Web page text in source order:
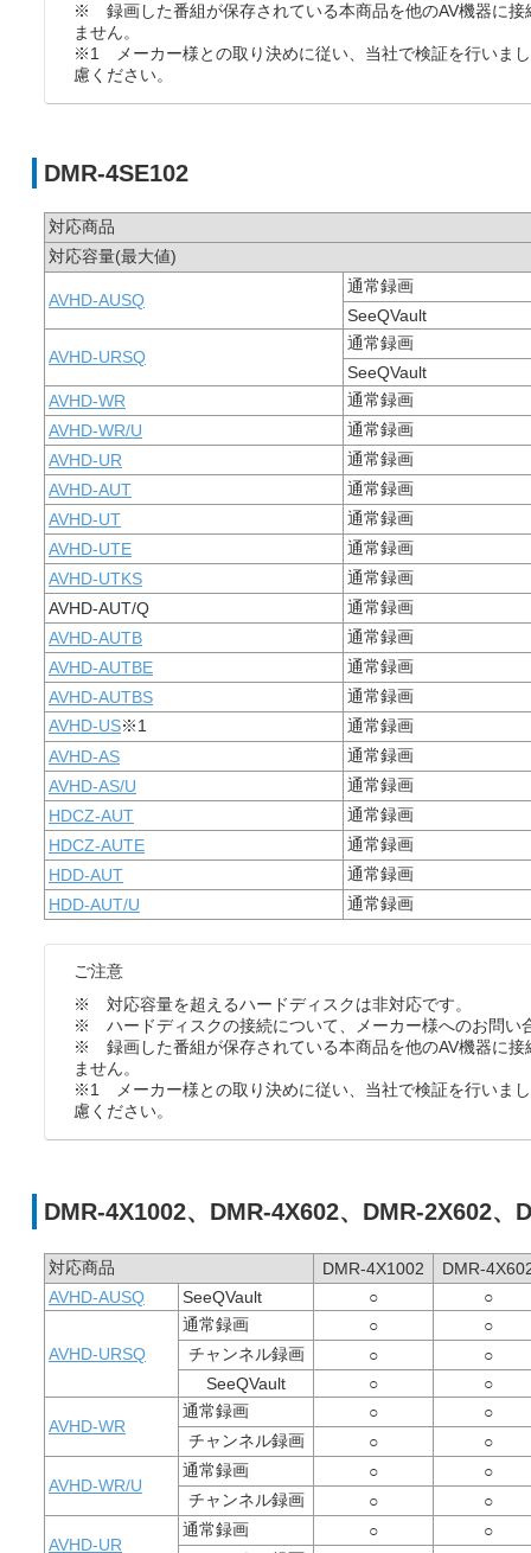
※ 録画した番組が保存されている本商品を他のAV機器に接
ません。
※1 メーカー様との取り決めに従い、当社で検証を行いま
慮ください。
DMR-4SE102
対応商品
対応容量(最大値)
AVHD-AUSQ
通常録画
SeeQVault
AVHD-URSQ
通常録画
SeeQVault
AVHD-WR
通常録画
AVHD-WR/U
通常録画
AVHD-UR
通常録画
AVHD-AUT
通常録画
AVHD-UT
通常録画
AVHD-UTE
通常録画
AVHD-UTKS
通常録画
AVHD-AUT/Q
通常録画
AVHD-AUTB
通常録画
AVHD-AUTBE
通常録画
AVHD-AUTBS
通常録画
AVHD-US※1
通常録画
AVHD-AS
通常録画
AVHD-AS/U
通常録画
HDCZ-AUT
通常録画
HDCZ-AUTE
通常録画
HDD-AUT
通常録画
HDD-AUT/U
通常録画
ご注意
※ 対応容量を超えるハードディスクは非対応です。
※ ハードディスクの接続について、メーカー様へのお問い
※ 録画した番組が保存されている本商品を他のAV機器に接
ません。
※1 メーカー様との取り決めに従い、当社で検証を行いま
慮ください。
DMR-4X1002、DMR-4X602、DMR-2X602、
対応商品 DMR-4X1002
DMR-
AVHD-AUSQ
SeeQVault ○ ○
AVHD-URSQ
通常録画 ○
○
チャンネル録画
○
○
SeeQVault
○ ○
AVHD-WR
通常録画 ○
○
チャンネル録画
○ ○
AVHD-WR/U
通常録画 ○
○
チャンネル録画
○ ○
AVHD-UR
通常録画 ○
○